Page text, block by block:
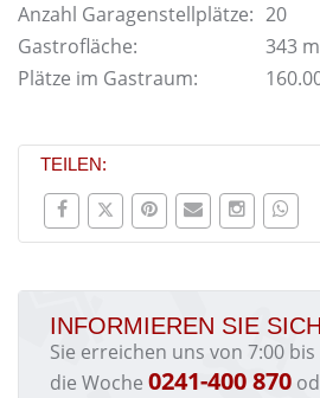
Anzahl Garagenstellplätze: 20
Gastrofläche:
343
Plätze im Gastraum:
TEILEN:
INFORMIEREN SIE
Sie erreichen uns von 7:00 bis
die Woche 0241-400 870